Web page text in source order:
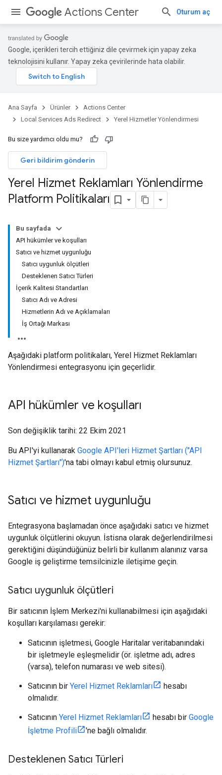
Actions Center Oturum aç
Google, içerikleri tercih ettiğiniz dile çevirmek için yapay zeka
teknolojisini kullanır. Yapay zeka çevirilerinde hata olabilir.
Ana Sayfa Ürünler
Actions Center
Local Services Ads Redirect
Yerel Hizmetler Yönlendirmesi
Bu size yardımcı oldu mu?
Geri bildirim gönderin
Yerel Hizmet Reklamları Yönlendirme
Platform Politikaları
Bu sayfada
API hükümler ve koşulları
Satıcı ve hizmet uygunluğu
Satıcı uygunluk ölçütleri
Desteklenen Satıcı Türleri
İçerik Kalitesi Standartları
Satıcı Adı ve Adresi
Hizmetlerin Adı ve Açıklamaları
İş Ortağı Markası
Aşağıdaki platform politikaları, Yerel Hizmet Reklamları
Yönlendirmesi entegrasyonu için geçerlidir.
API hükümler ve koşulları
Son değişiklik tarihi: 22 Ekim 2021
Bu API'yi kullanarak Google API'leri Hizmet Şartları ("API
Hizmet Şartları")'na tabi olmayı kabul etmiş olursunuz.
Satıcı ve hizmet uygunluğu
Entegrasyona başlamadan önce aşağıdaki satıcı ve hizmet
uygunluk ölçütlerini okuyun. İstisna olarak değerlendirilmesi
gerektiğini düşündüğünüz belirli bir kullanım alanınız varsa
Google iş geliştirme temsilcinizle iletişime geçin.
Satıcı uygunluk ölçütleri
Bir satıcının İşlem Merkezi'ni kullanabilmesi için aşağıdaki
koşulları karşılaması gerekir:
Satıcının işletmesi, Google Haritalar veritabanındaki
bir işletmeyle eşleşmelidir (ör. işletme adı, adres
(varsa), telefon numarası ve web sitesi).
Satıcının bir Yerel Hizmet Reklamları
hesabı
olmalıdır.
Satıcının Yerel Hizmet Reklamları hesabı bir Google
İşletme Profili
'ne bağlı olmalıdır.
Desteklenen Satıcı Türleri